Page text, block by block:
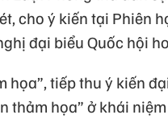
cho ý kiến tại Phiên
đại biểu Quốc hội
họa”, tiếp thu ý kiến
thảm họa” ở khái